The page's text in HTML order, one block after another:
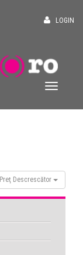
LOGIN
Preţ Descrescător